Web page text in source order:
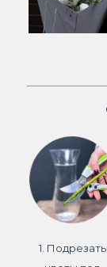
1. Подрезать